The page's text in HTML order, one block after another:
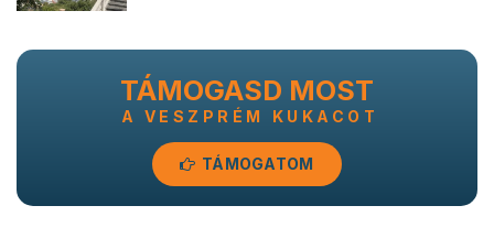
TÁMOGASD MOST
A VESZPRÉM KUKACOT
TÁMOGATOM